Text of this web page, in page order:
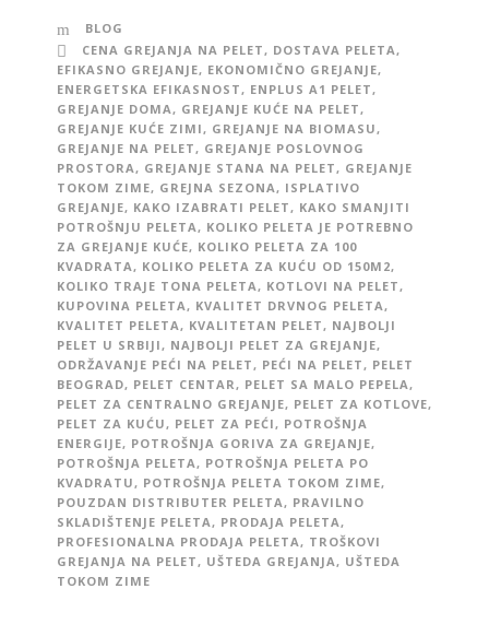
BLOG
CENA GREJANJA NA PELET, DOSTAVA PELETA,
EFIKASNO GREJANJE, EKONOMIČNO GREJANJE,
ENERGETSKA EFIKASNOST, ENPLUS A1 PELET,
GREJANJE DOMA, GREJANJE KUĆE NA PELET,
GREJANJE KUĆE ZIMI, GREJANJE NA BIOMASU,
GREJANJE NA PELET, GREJANJE POSLOVNOG
PROSTORA, GREJANJE STANA NA PELET, GREJANJE
TOKOM ZIME, GREJNA SEZONA, ISPLATIVO
GREJANJE, KAKO IZABRATI PELET, KAKO SMANJITI
POTROŠNJU PELETA, KOLIKO PELETA JE POTREBNO
ZA GREJANJE KUĆE, KOLIKO PELETA ZA 100
KVADRATA, KOLIKO PELETA ZA KUĆU OD 150M2,
KOLIKO TRAJE TONA PELETA, KOTLOVI NA PELET,
KUPOVINA PELETA, KVALITET DRVNOG PELETA,
KVALITET PELETA, KVALITETAN PELET, NAJBOLJI
PELET U SRBIJI, NAJBOLJI PELET ZA GREJANJE,
ODRŽAVANJE PEĆI NA PELET, PEĆI NA PELET, PELET
BEOGRAD, PELET CENTAR, PELET SA MALO PEPELA,
PELET ZA CENTRALNO GREJANJE, PELET ZA KOTLOVE,
PELET ZA KUĆU, PELET ZA PEĆI, POTROŠNJA
ENERGIJE, POTROŠNJA GORIVA ZA GREJANJE,
POTROŠNJA PELETA, POTROŠNJA PELETA PO
KVADRATU, POTROŠNJA PELETA TOKOM ZIME,
POUZDAN DISTRIBUTER PELETA, PRAVILNO
SKLADIŠTENJE PELETA, PRODAJA PELETA,
PROFESIONALNA PRODAJA PELETA, TROŠKOVI
GREJANJA NA PELET, UŠTEDA GREJANJA, UŠTEDA
TOKOM ZIME